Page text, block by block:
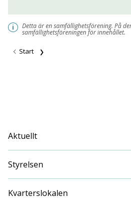
i Detta är en samfällighetsförening. På
samfällighetsföreningen för innehållet.
Start
Aktuellt
Styrelsen
Kvarterslokalen